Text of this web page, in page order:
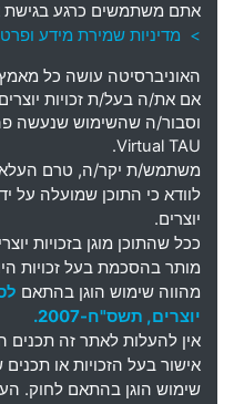
אתם משתמשים כרגע בגישת
> מדיניות שמירת מידע
האוניברסיטה עושה כל מאמץ
אם את/ה בעל/ת זכויות
וסבור/ה שהשימוש שנעשה
Virtual TAU.
משתמש/ת יקר/ה, טרם
לוודא כי התוכן שמועלה על
יוצרים.
ככל שהתוכן מוגן בזכויות
מותר בהסכמת בעל זכויות
מהווה שימוש הוגן בהתאם
יוצרים, תשס"ח-2007.
אין להעלות לאתר זה תכנים
אישור בעל הזכויות או
שימוש הוגן בהתאם לחוק.